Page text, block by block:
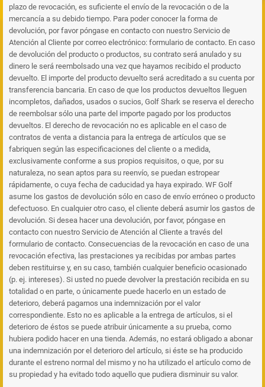
plazo de revocación, es suficiente el envío de la revocación o de la
mercancía a su debido tiempo. Para poder conocer la forma de
devolución, por favor póngase en contacto con nuestro Servicio de
Atención al Cliente por correo electrónico: formulario de contacto. En caso
de devolución del producto o productos, su contrato será anulado y su
dinero le será reembolsado una vez que hayamos recibido el producto
devuelto. El importe del producto devuelto será acreditado a su cuenta por
transferencia bancaria. En caso de que los productos devueltos lleguen
incompletos, dañados, usados o sucios, Golf Shark se reserva el derecho
de reembolsar sólo una parte del importe pagado por los productos
devueltos. El derecho de revocación no es aplicable en el caso de
contratos de venta a distancia para la entrega de artículos que se
fabriquen según las especificaciones del cliente o a medida,
exclusivamente conforme a sus propios requisitos, o que, por su
naturaleza, no sean aptos para su reenvío, se puedan estropear
rápidamente, o cuya fecha de caducidad ya haya expirado. WF Golf
asume los gastos de devolución sólo en caso de envío erróneo o producto
defectuoso. En cualquier otro caso, el cliente deberá asumir los gastos de
devolución. Si desea hacer una devolución, por favor, póngase en
contacto con nuestro Servicio de Atención al Cliente a través del
formulario de contacto. Consecuencias de la revocación en caso de una
revocación efectiva, las prestaciones ya recibidas por ambas partes
deben restituirse y, en su caso, también cualquier beneficio ocasionado
(p. ej. intereses). Si usted no puede devolver la prestación recibida en su
totalidad o en parte, o únicamente puede hacerlo en un estado de
deterioro, deberá pagarnos una indemnización por el valor
correspondiente. Esto no es aplicable a la entrega de artículos, si el
deterioro de éstos se puede atribuir únicamente a su prueba, como
hubiera podido hacer en una tienda. Además, no estará obligado a abonar
una indemnización por el deterioro del artículo, si éste se ha producido
durante el estreno normal del mismo y no ha utilizado el artículo como de
su propiedad y ha evitado todo aquello que pudiera disminuir su valor.